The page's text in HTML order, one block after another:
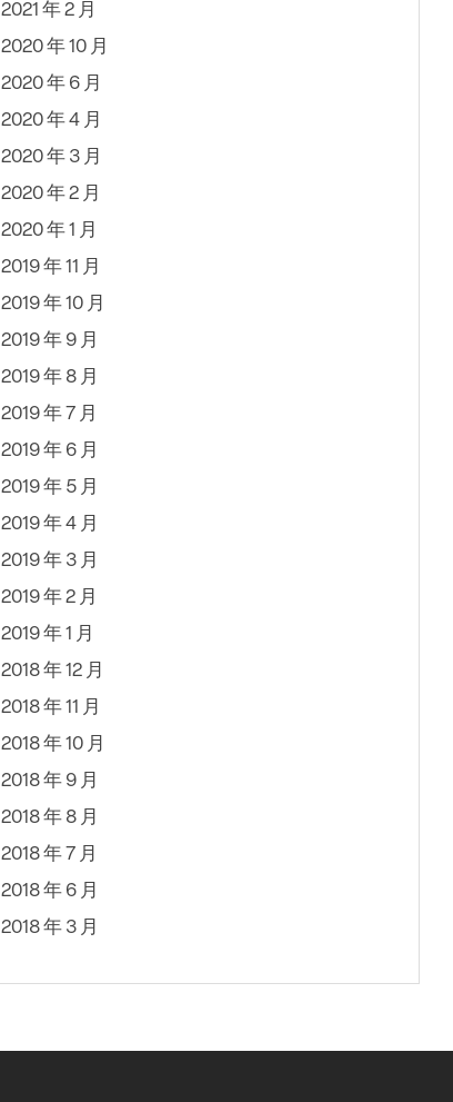
2021 年 2 月
2020 年 10 月
2020 年 6 月
2020 年 4 月
2020 年 3 月
2020 年 2 月
2020 年 1 月
2019 年 11 月
2019 年 10 月
2019 年 9 月
2019 年 8 月
2019 年 7 月
2019 年 6 月
2019 年 5 月
2019 年 4 月
2019 年 3 月
2019 年 2 月
2019 年 1 月
2018 年 12 月
2018 年 11 月
2018 年 10 月
2018 年 9 月
2018 年 8 月
2018 年 7 月
2018 年 6 月
2018 年 3 月